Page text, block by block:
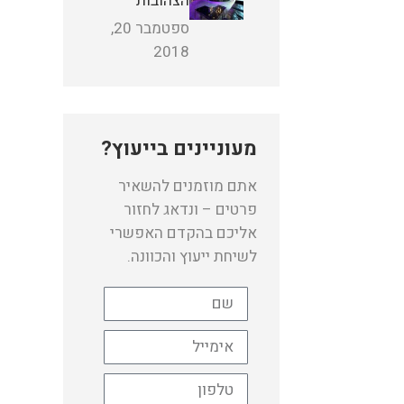
ספטמבר 20,
2018
מעוניינים בייעוץ?
אתם מוזמנים להשאיר
פרטים – ונדאג לחזור
אליכם בהקדם האפשרי
לשיחת ייעוץ והכוונה.